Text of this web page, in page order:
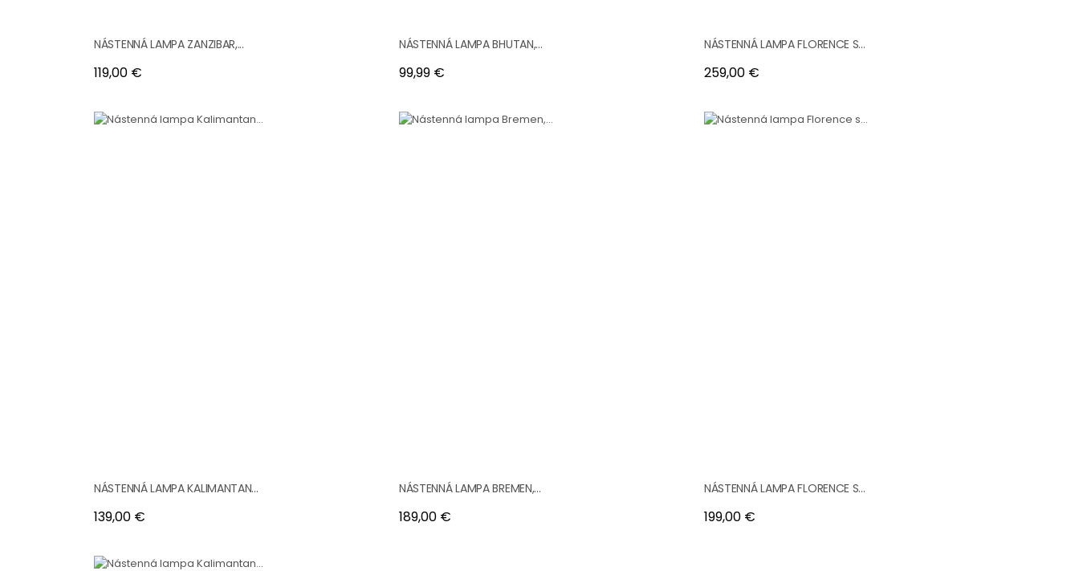
NÁSTENNÁ LAMPA ZANZIBAR,...
Cena
119,00 €
NÁSTENNÁ LAMPA BHUTAN,...
Cena
99,99 €
NÁSTENNÁ LAMPA FLORENCE S...
Cena
259,00 €
NÁSTENNÁ LAMPA KALIMANTAN...
Cena
139,00 €
NÁSTENNÁ LAMPA BREMEN,...
Cena
189,00 €
NÁSTENNÁ LAMPA FLORENCE S...
Cena
199,00 €